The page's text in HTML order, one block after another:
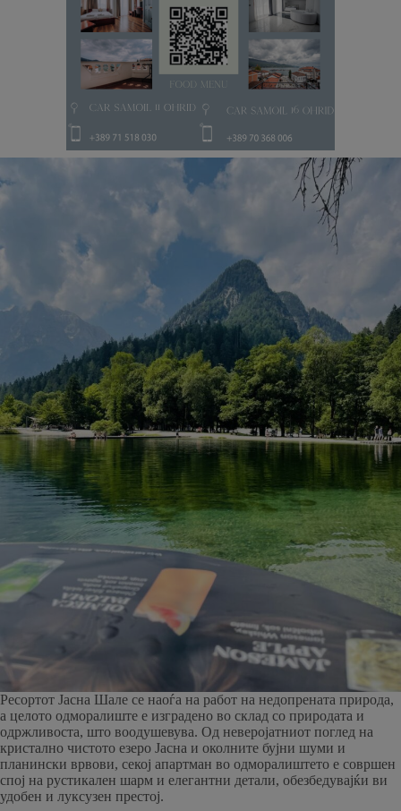
Ресортот Јасна Шале се наоѓа на работ на недопрената природа,
а целото одморалиште е изградено во склад со природата и
одржливоста, што воодушевува. Од неверојатниот поглед на
кристално чистото езеро Јасна и околните бујни шуми и
планински врвови, секој апартман во одморалиштето е совршен
спој на рустикален шарм и елегантни детали, обезбедувајќи ви
удобен и луксузен престој.